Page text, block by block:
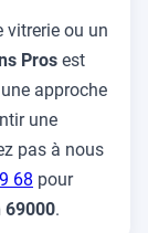
vitrerie ou un
Pros est
approche
une
pas à nous
68 pour
69000.